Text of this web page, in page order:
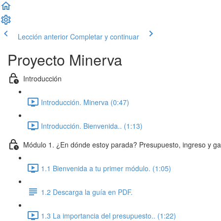
Lección anterior Completar y continuar
Proyecto Minerva
Introducción
Introducción. Minerva (0:47)
Introducción. Bienvenida.. (1:13)
Módulo 1. ¿En dónde estoy parada? Presupuesto, ingreso y
1.1 Bienvenida a tu primer módulo. (1:05)
1.2 Descarga la guía en PDF.
1.3 La importancia del presupuesto.. (1:22)